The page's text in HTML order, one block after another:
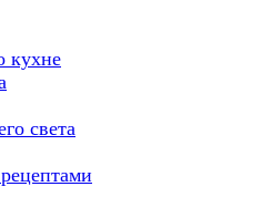
кухне
света